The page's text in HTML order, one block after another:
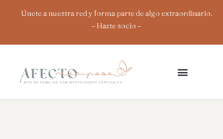
Únete a nuestra red y forma parte de algo extraordinario.
– Hazte socio–